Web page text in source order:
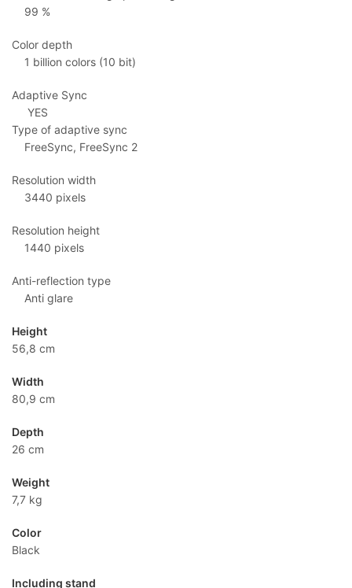
99 %
Color depth
1 billion colors (10 bit)
Adaptive Sync
YES
Type of adaptive sync
FreeSync, FreeSync 2
Resolution width
3440 pixels
Resolution height
1440 pixels
Anti-reflection type
Anti glare
Height
56,8 cm
Width
80,9 cm
Depth
26 cm
Weight
7,7 kg
Color
Black
Including stand